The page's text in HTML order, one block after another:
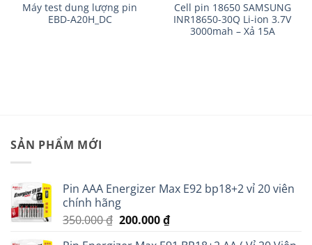
Máy test dung lượng pin
EBD-A20H_DC
Cell pin 18650 SAMSUNG
INR18650-30Q Li-ion 3.7V
3000mah – Xả 15A
SẢN PHẨM MỚI
Pin AAA Energizer Max E92 bp18+2 vỉ 20 viên
chính hãng
350.000₫ Giá
200.000₫Giá